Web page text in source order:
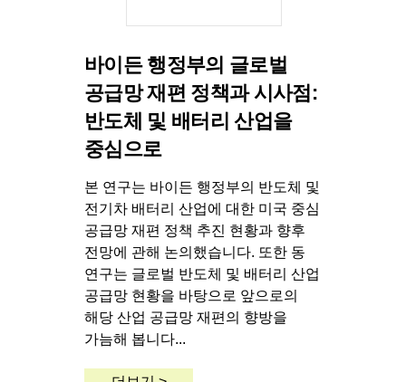
바이든 행정부의 글로벌
공급망 재편 정책과 시사점:
반도체 및 배터리 산업을
중심으로
본 연구는 바이든 행정부의 반도체 및
전기차 배터리 산업에 대한 미국 중심
공급망 재편 정책 추진 현황과 향후
전망에 관해 논의했습니다. 또한 동
연구는 글로벌 반도체 및 배터리 산업
공급망 현황을 바탕으로 앞으로의
해당 산업 공급망 재편의 향방을
가늠해 봅니다...